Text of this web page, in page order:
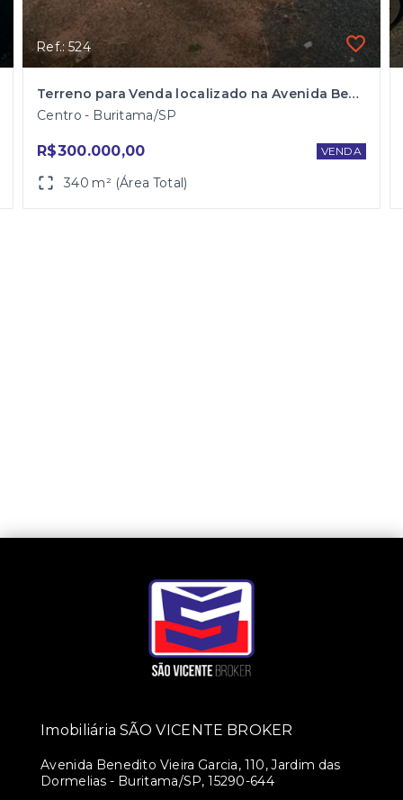
Ref.: 524
Terreno para Venda localizado na Avenida Benedito Vieira Garcia (Av. Frei Marcelo Manília) em Buritama
Centro - Buritama/SP
R$300.000,00 VENDA
340 m² (Área Total)
Imobiliária SÃO VICENTE BROKER
Avenida Benedito Vieira Garcia, 110, Jardim das
Dormelias - Buritama/SP, 15290-644